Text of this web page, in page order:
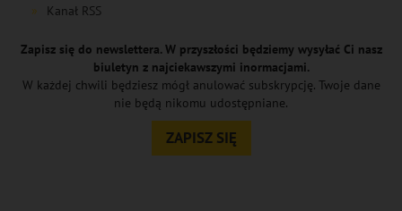
Kanał RSS
Zapisz się do newslettera. W przyszłości będziemy wysyłać Ci nasz
biuletyn z najciekawszymi inormacjami.
W każdej chwili będziesz mógł anulować subskrypcję. Twoje dane
nie będą nikomu udostępniane.
ZAPISZ SIĘ